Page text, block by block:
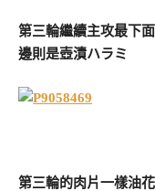
第三輪繼續主攻最下
邊則是壺漬ハラミ
第三輪的肉片一樣油